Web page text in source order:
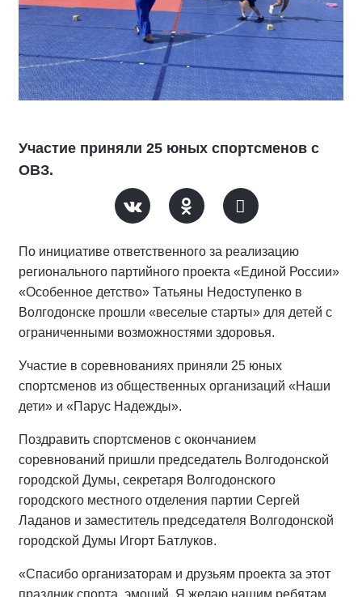
Участие приняли 25 юных спортсменов с
ОВЗ.
По инициативе ответственного за реализацию
регионального партийного проекта «Единой России»
«Особенное детство» Татьяны Недоступенко в
Волгодонске прошли «веселые старты» для детей с
ограниченными возможностями здоровья.
Участие в соревнованиях приняли 25 юных
спортсменов из общественных организаций «Наши
дети» и «Парус Надежды».
Поздравить спортсменов с окончанием
соревнований пришли председатель Волгодонской
городской Думы, секретаря Волгодонского
городского местного отделения партии Сергей
Ладанов и заместитель председателя Волгодонской
городской Думы Игорт Батлуков.
«Спасибо организаторам и друзьям проекта за этот
праздник спорта, эмоций. Я желаю нашим ребятам